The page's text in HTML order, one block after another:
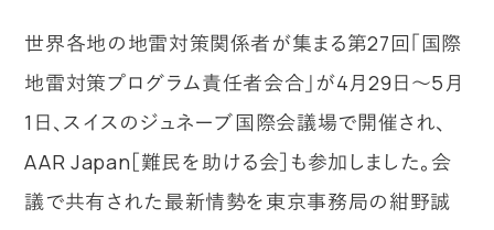
世界各地の地雷対策関係者が集まる第27回「国際
地雷対策プログラム責任者会合」が4月29日～5月
1日、スイスのジュネーブ国際会議場で開催され、
AAR Japan［難民を助ける会］も参加しました。会
議で共有された最新情勢を東京事務局の紺野誠